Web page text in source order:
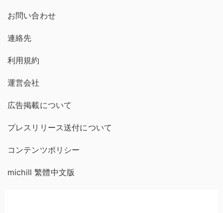
お問い合わせ
連絡先
利用規約
運営会社
広告掲載について
プレスリリース送付について
コンテンツポリシー
michill 繁體中文版